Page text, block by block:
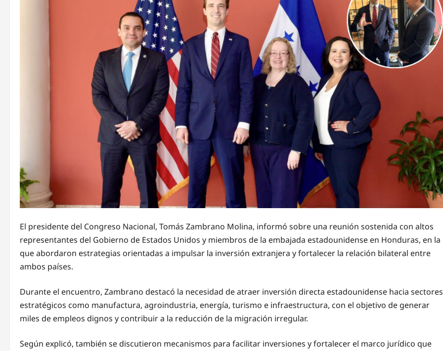
El presidente del Congreso Nacional, Tomás Zambrano Molina, informó sobre una reunión sostenida con altos
representantes del Gobierno de Estados Unidos y miembros de la embajada estadounidense en Honduras, en la
que abordaron estrategias orientadas a impulsar la inversión extranjera y fortalecer la relación bilateral entre
ambos países.
Durante el encuentro, Zambrano destacó la necesidad de atraer inversión directa estadounidense hacia sectores
estratégicos como manufactura, agroindustria, energía, turismo e infraestructura, con el objetivo de generar
miles de empleos dignos y contribuir a la reducción de la migración irregular.
Según explicó, también se discutieron mecanismos para facilitar inversiones y fortalecer el marco jurídico que